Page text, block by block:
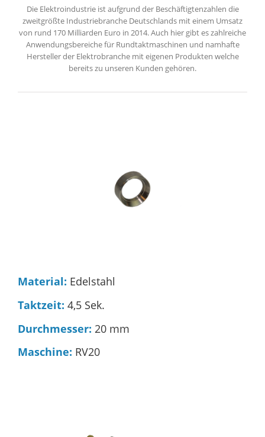
Die Elektroindustrie ist aufgrund der Beschäftigtenzahlen die
zweitgrößte Industriebranche Deutschlands mit einem Umsatz
von rund 170 Milliarden Euro in 2014. Auch hier gibt es zahlreiche
Anwendungsbereiche für Rundtaktmaschinen und namhafte
Hersteller der Elektrobranche mit eigenen Produkten welche
bereits zu unseren Kunden gehören.
Material: Edelstahl
Taktzeit: 4,5 Sek.
Durchmesser: 20 mm
Maschine: RV20